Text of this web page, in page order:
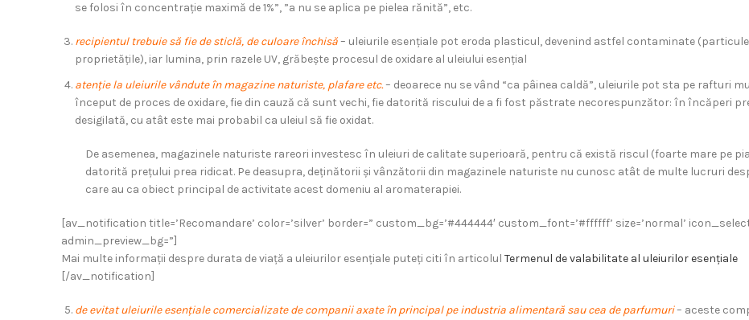
se folosi în concentrație maximă de 1%”, ”a nu se aplica pe pielea rănită”, etc.
recipientul trebuie să fie de sticlă, de culoare închisă– uleiurile esențiale pot eroda plasticul, devenind astfel contaminate
proprietățile), iar lumina, prin razele UV, grăbește procesul de oxidare al uleiului esențial
atenție la uleiurile vândute în magazine naturiste, plafare etc.– deoarece nu se vând “ca pâinea caldă”, uleiurile pot sta pe rafturi
început de proces de oxidare, fie din cauză că sunt vechi, fie datorită riscului de a fi fost păstrate necorespunzător: în încăperi
desigilată, cu atât este mai probabil ca uleiul să fie oxidat.
De asemenea, magazinele naturiste rareori investesc în uleiuri de calitate superioară, pentru că există riscul (foarte mare pe
datorită prețului prea ridicat. Pe deasupra, deținătorii și vânzătorii din magazinele naturiste nu cunosc atât de multe lucruri
care au ca obiect principal de activitate acest domeniu al aromaterapiei.
[av_notification title=’Recomandare’ color=’silver’ border=” custom_bg=’#444444′ custom_font=’#ffffff’ size=’normal’
admin_preview_bg=”]
Mai multe informații despre durata de viață a uleiurilor esențiale puteți citi în articolul Termenul de valabilitate al uleiurilor esențiale
[/av_notification]
de evitat uleiurile esențiale comercializate de companii axate în principal pe industria alimentară sau cea de parfumuri– aceste